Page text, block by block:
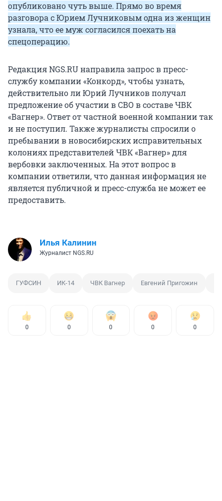
опубликовано чуть выше. Прямо во время
разговора с Юрием Лучниковым одна из женщин
узнала, что ее муж согласился поехать на
спецоперацию.
Редакция NGS.RU направила запрос в пресс-
службу компании «Конкорд», чтобы узнать,
действительно ли Юрий Лучников получал
предложение об участии в СВО в составе ЧВК
«Вагнер». Ответ от частной военной компании так
и не поступил. Также журналисты спросили о
пребывании в новосибирских исправительных
колониях представителей ЧВК «Вагнер» для
вербовки заключенных. На этот вопрос в
компании ответили, что данная информация не
является публичной и пресс-служба не может ее
предоставить.
Илья Калинин
Журналист NGS.RU
ГУФСИН ИК-14 ЧВК Вагнер Евгений Пригожин
0 0 0 0 0